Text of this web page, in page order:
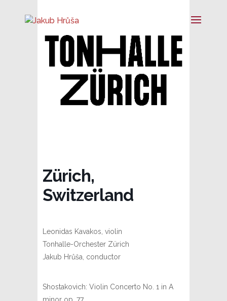
Zürich,
Switzerland
Leonidas Kavakos, violin
Tonhalle-Orchester Zürich
Jakub Hrůša, conductor
Shostakovich: Violin Concerto No. 1 in A